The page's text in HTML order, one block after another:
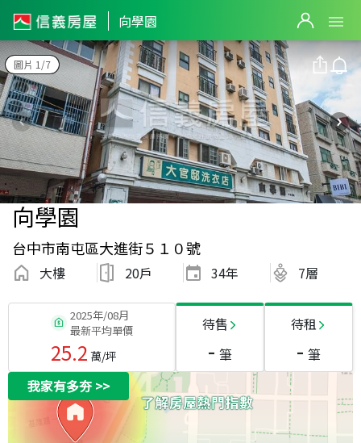
向學園
圖片 1/7
向學園
台中市南屯區大進街５１０號
大樓 20戶 34年 7層
2025年/08月
最新平均單價
25.2 萬/坪
待售
- 筆
待租
- 筆
我家有多夯>>